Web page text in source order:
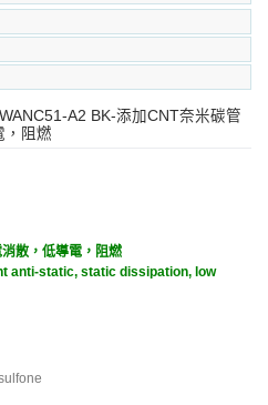
管材 薄膜
A2 BK-添加CNT奈米碳管
，阻燃
散，低導電，阻燃
anti-static, static dissipation, low